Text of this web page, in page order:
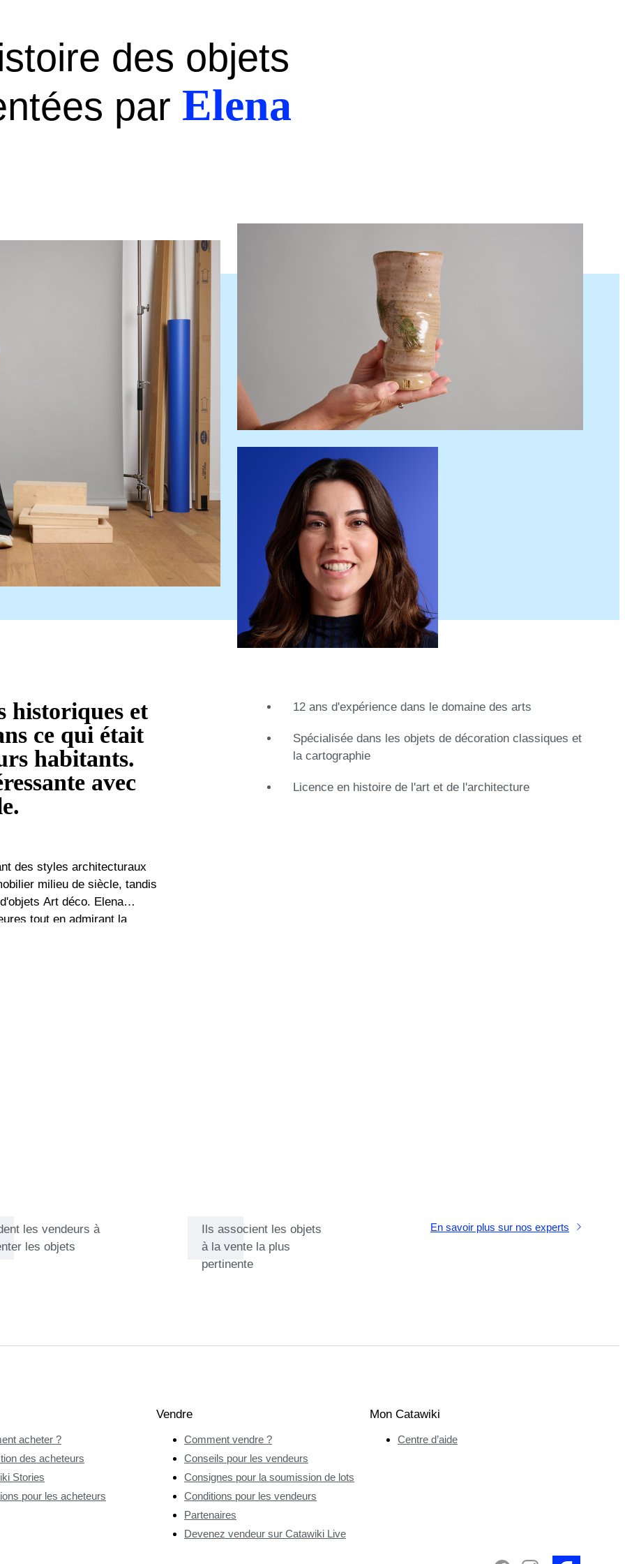
des objets
par Elena
historiques et
ce qui était
habitants.
avec
des styles architecturaux
milieu de siècle, tandis
Art déco. Elena
tout en admirant la
totalement différents.
l'a ensuite exposée à divers
photographie, les cartes
été très important pour
importants. En tant
constituer leurs collections et
12 ans d'expérience dans le domaine des arts
Spécialisée dans les objets de décoration classiques et
la cartographie
Licence en histoire de l'art et de l'architecture
les vendeurs à
les objets
Ils associent les objets
à la vente la plus
pertinente
En savoir plus sur nos experts
acheter ?
des acheteurs
Stories
pour les acheteurs
Vendre
Comment vendre ?
Conseils pour les vendeurs
Consignes pour la soumission de lots
Conditions pour les vendeurs
Partenaires
Devenez vendeur sur Catawiki Live
Mon Catawiki
Centre d’aide